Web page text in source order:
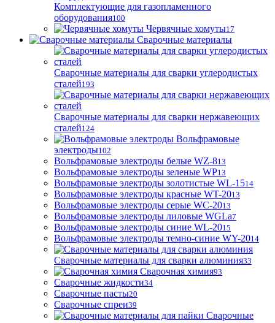
Комплектующие для газопламенного
оборудования100
Червячные хомуты17
Сварочные материалы
Сварочные материалы для сварки углеродистых
сталей193
Сварочные материалы для сварки нержавеющих
сталей124
Вольфрамовые
электроды102
Вольфрамовые электроды белые WZ-813
Вольфрамовые электроды зеленые WP13
Вольфрамовые электроды золотистые WL-1514
Вольфрамовые электроды красные WT-2013
Вольфрамовые электроды серые WC-2013
Вольфрамовые электроды лиловые WGLa7
Вольфрамовые электроды синие WL-2015
Вольфрамовые электроды темно-синие WY-2014
Сварочные материалы для сварки алюминия33
Сварочная химия93
Сварочные жидкости34
Сварочные пасты20
Сварочные спреи39
Сварочные